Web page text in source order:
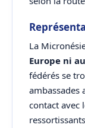
La
Europe ni
fédérés se
ambassades
contact avec